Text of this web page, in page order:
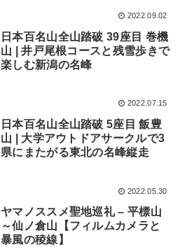
2022.09.02
日本百名山全山踏破 39座目 巻機
山 | 井戸尾根コースと残雪歩きで
楽しむ新潟の名峰
2022.07.15
日本百名山全山踏破 5座目 飯豊
山 | 大学アウトドアサークルで3
県にまたがる東北の名峰縦走
2022.05.30
ヤマノススメ聖地巡礼 – 平標山
～仙ノ倉山【フィルムカメラと
暴風の稜線】